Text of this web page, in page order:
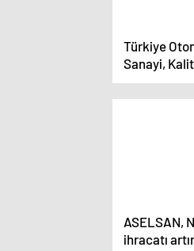
Türkiye
Sanayi,
Çıkıyor
ASELSAN,
ihracatı